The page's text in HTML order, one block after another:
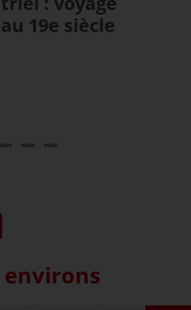
19e siècle
environs